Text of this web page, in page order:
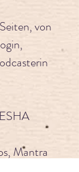
von
Mantra